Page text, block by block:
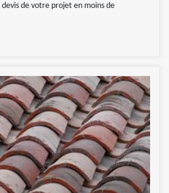
de votre projet en moins de